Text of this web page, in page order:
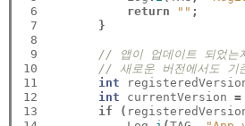
6
7
8
9
10
11
12
13
return
"" ;
}
// 앱이 업데이트 되었는
// 새로운 버전에서도 기
int
int currentVersion =
if
(